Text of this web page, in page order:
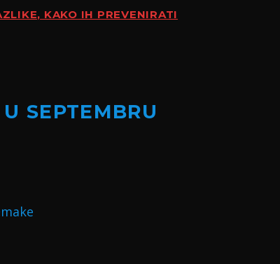
KAKO IH PREVENIRATI
SEPTEMBRU